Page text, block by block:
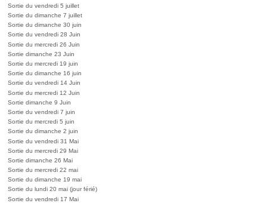
Sortie du vendredi 5 juillet
Sortie du dimanche 7 juillet
Sortie du dimanche 30 juin
Sortie du vendredi 28 Juin
Sortie du mercredi 26 Juin
Sortie dimanche 23 Juin
Sortie du mercredi 19 juin
Sortie du dimanche 16 juin
Sortie du vendredi 14 Juin
Sortie du mercredi 12 Juin
Sortie dimanche 9 Juin
Sortie du vendredi 7 juin
Sortie du mercredi 5 juin
Sortie du dimanche 2 juin
Sortie du vendredi 31 Mai
Sortie du mercredi 29 Mai
Sortie dimanche 26 Mai
Sortie du mercredi 22 mai
Sortie du dimanche 19 mai
Sortie du lundi 20 mai (jour férié)
Sortie du vendredi 17 Mai